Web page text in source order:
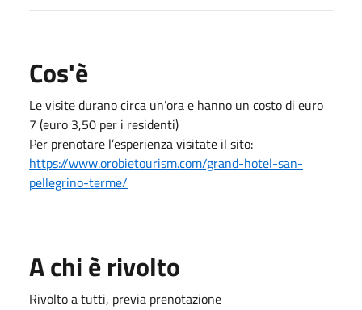
Cos'è
Le visite durano circa un’ora e hanno un costo di euro
7 (euro 3,50 per i residenti)
Per prenotare l’esperienza visitate il sito:
https://www.orobietourism.com/grand-hotel-san-
pellegrino-terme/
A chi è rivolto
Rivolto a tutti, previa prenotazione